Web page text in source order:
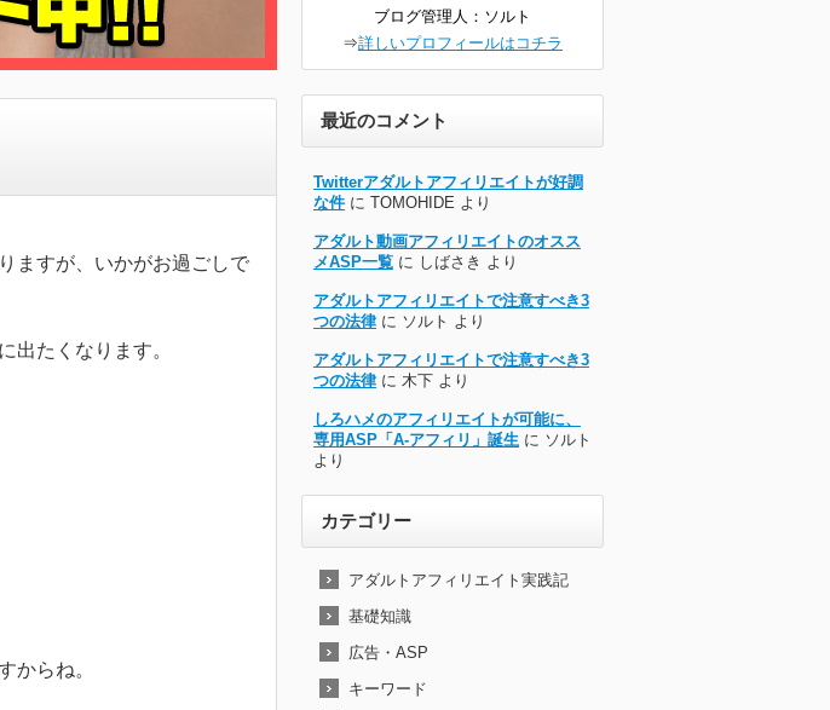
ますが、いかがお過ごしで
出たくなります。
からね。
ブログ管理人：ソルト
⇒詳しいプロフィールはコチラ
最近のコメント
Twitterアダルトアフィリエイトが好調
な件 に TOMOHIDE より
アダルト動画アフィリエイトのオスス
メASP一覧 に しばさき より
アダルトアフィリエイトで注意すべき3
つの法律 に ソルト より
アダルトアフィリエイトで注意すべき3
つの法律 に 木下 より
しろハメのアフィリエイトが可能に、
専用ASP「A-アフィリ」誕生 に ソルト
より
カテゴリー
アダルトアフィリエイト実践記
基礎知識
広告・ASP
キーワード